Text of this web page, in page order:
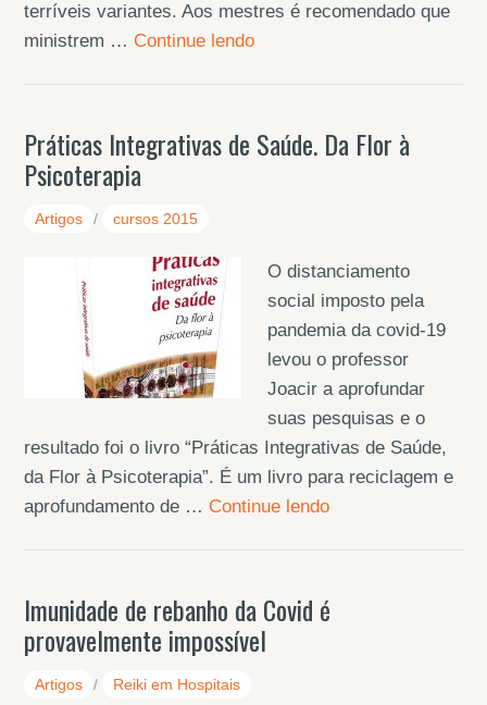
terríveis variantes. Aos mestres é recomendado que
ministrem … Continue lendo
Práticas Integrativas de Saúde. Da Flor à
Psicoterapia
Artigos / cursos 2015
O distanciamento
social imposto pela
pandemia da covid-19
levou o professor
Joacir a aprofundar
suas pesquisas e o
resultado foi o livro “Práticas Integrativas de Saúde,
da Flor à Psicoterapia”. É um livro para reciclagem e
aprofundamento de … Continue lendo
Imunidade de rebanho da Covid é
provavelmente impossível
Artigos / Reiki em Hospitais